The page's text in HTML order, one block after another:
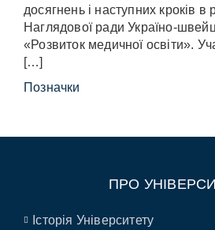
досягнень і наступних кроків в
Наглядової ради Україно-
«Розвиток медичної освіти».
[…]
Позначки
ПРО
Історія Університету